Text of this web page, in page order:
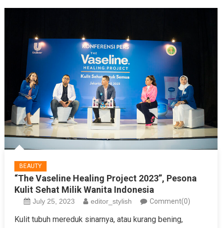
BEAUTY
“The Vaseline Healing Project 2023”, Pesona
Kulit Sehat Milik Wanita Indonesia
July 25, 2023 editor_stylish Comment(0)
Kulit tubuh mereduk sinarnya, atau kurang bening,